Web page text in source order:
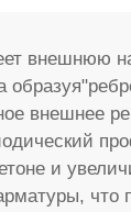
внешнюю
внешнее
и
что